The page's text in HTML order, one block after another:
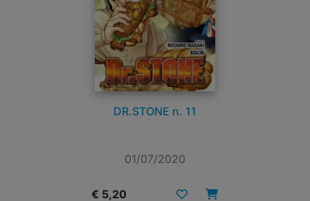
DR.STONE n. 11
01/07/2020
€ 5,20